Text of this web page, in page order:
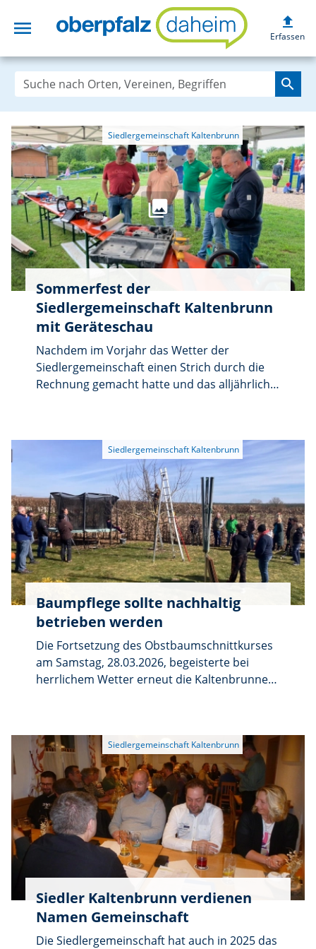
menu upload
Erfassen
search
Siedlergemeinschaft Kaltenbrunn
Sommerfest der
Siedlergemeinschaft Kaltenbrunn
mit Geräteschau
Nachdem im Vorjahr das Wetter der
Siedlergemeinschaft einen Strich durch die
Rechnung gemacht hatte und das alljährliche
gleich doppelt belohnt.
Siedlergemeinschaft Kaltenbrunn
Baumpflege sollte nachhaltig
betrieben werden
Die Fortsetzung des Obstbaumschnittkurses
am Samstag, 28.03.2026, begeisterte bei
herrlichem Wetter erneut die Kaltenbrunner
Siedlergemeinschaft Kaltenbrunn
Siedler Kaltenbrunn verdienen
Namen Gemeinschaft
Die Siedlergemeinschaft hat auch in 2025 das